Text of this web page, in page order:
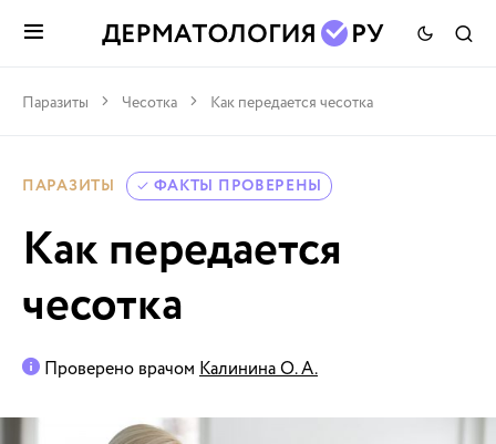
Паразиты Чесотка Как передается чесотка
ПАРАЗИТЫ ФАКТЫ ПРОВЕРЕНЫ
Как передается
чесотка
Проверено врачом Калинина О. А.